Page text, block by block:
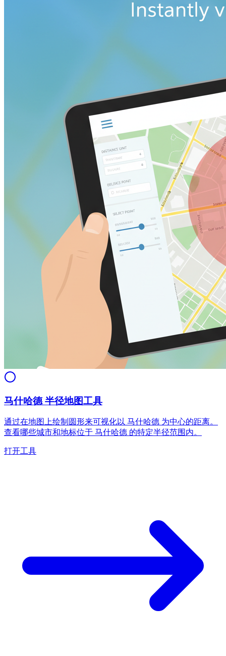
马什哈德 半径地图工具
通过在地图上绘制圆形来可视化以 马什哈德 为中心的距离。
查看哪些城市和地标位于 马什哈德 的特定半径范围内。
打开工具